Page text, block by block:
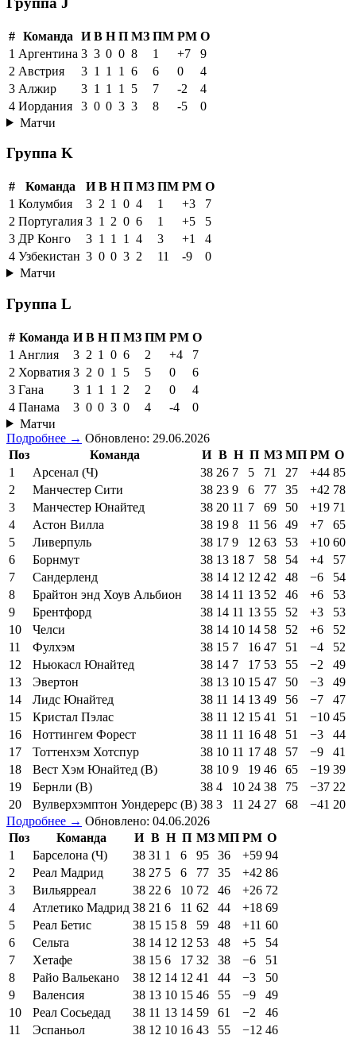
# Команда И В Н П МЗ ПМ РМ О
1 Аргентина 3 3 0 0 8 1 +7
9
2 Австрия 3 1 1 1 6 6 0
4
3 Алжир 3 1 1 1 5 7 -2
4
4 Иордания 3 0 0 3 3 8 -5
0
Матчи
Группа K
# Команда И В Н П МЗ ПМ РМ О
1 Колумбия 3 2 1 0 4 1 +3
7
2 Португалия 3 1 2 0 6 1 +5
5
3 ДР Конго 3 1 1 1 4 3 +1
4
4 Узбекистан 3 0 0 3 2 11 -9
0
Матчи
Группа L
# Команда И В Н П МЗ ПМ РМ О
1 Англия 3 2 1 0 6 2 +4
7
2 Хорватия 3 2 0 1 5 5 0
6
3 Гана 3 1 1 1 2 2 0
4
4 Панама 3 0 0 3 0 4 -4
0
Матчи
Подробнее → Обновлено: 29.06.2026
Поз
Команда И В Н П МЗ МП РМ О
1
Арсенал (Ч) 38 26 7 5 71 27 +44 85
2
Манчестер Сити 38 23 9 6 77 35 +42 78
3
Манчестер Юнайтед 38 20 11 7 69 50 +19 71
4
Астон Вилла 38 19 8 11 56 49 +7
65
5
Ливерпуль 38 17 9 12 63 53 +10 60
6
Борнмут 38 13 18 7 58 54 +4
57
7
Сандерленд 38 14 12 12 42 48 −6
54
8
Брайтон энд Хоув Альбион 38 14 11 13 52 46 +6
53
9
Брентфорд 38 14 11 13 55 52 +3
53
10
Челси 38 14 10 14 58 52 +6
52
11
Фулхэм 38 15 7 16 47 51 −4
52
12
Ньюкасл Юнайтед 38 14 7 17 53 55 −2
49
13
Эвертон 38 13 10 15 47 50 −3
49
14
Лидс Юнайтед 38 11 14 13 49 56 −7
47
15
Кристал Пэлас 38 11 12 15 41 51 −10 45
16
Ноттингем Форест 38 11 11 16 48 51 −3
44
17
Тоттенхэм Хотспур 38 10 11 17 48 57 −9
41
18
Вест Хэм Юнайтед (В) 38 10 9 19 46 65 −19 39
19
Бернли (В) 38 4 10 24 38 75 −37 22
20
Вулверхэмптон Уондерерс (В) 38 3 11 24 27 68 −41 20
Подробнее → Обновлено: 04.06.2026
Поз
Команда И В Н П МЗ МП РМ О
1
Барселона (Ч) 38 31 1 6 95 36 +59 94
2
Реал Мадрид 38 27 5 6 77 35 +42 86
3
Вильярреал 38 22 6 10 72 46 +26 72
4
Атлетико Мадрид 38 21 6 11 62 44 +18 69
5
Реал Бетис 38 15 15 8 59 48 +11 60
6
Сельта 38 14 12 12 53 48 +5
54
7
Хетафе 38 15 6 17 32 38 −6
51
8
Райо Вальекано 38 12 14 12 41 44 −3
50
9
Валенсия 38 13 10 15 46 55 −9
49
10
Реал Сосьедад 38 11 13 14 59 61 −2
46
11
Эспаньол 38 12 10 16 43 55 −12 46